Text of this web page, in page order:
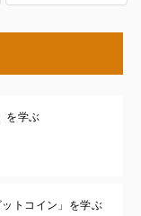
を学ぶ
トコイン」を学ぶ